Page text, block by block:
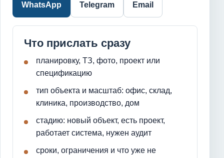
WhatsApp Telegram Email
Что прислать сразу
планировку, ТЗ, фото, проект или
спецификацию
тип объекта и масштаб: офис, склад,
клиника, производство, дом
стадию: новый объект, есть проект,
работает система, нужен аудит
сроки, ограничения и что уже не